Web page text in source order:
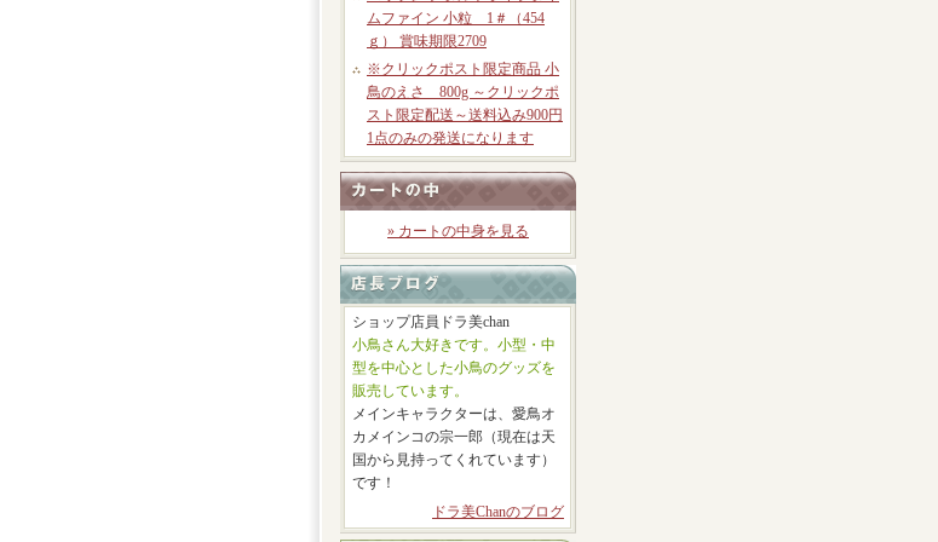
ムファイン 小粒 1＃（454
ｇ） 賞味期限2709
※クリックポスト限定商品 小
鳥のえさ 800g ～クリックポ
スト限定配送～送料込み900円
1点のみの発送になります
» カートの中身を見る
ショップ店員ドラ美chan
小鳥さん大好きです。小型・中
型を中心とした小鳥のグッズを
販売しています。
メインキャラクターは、愛鳥オ
カメインコの宗一郎（現在は天
国から見持ってくれています）
です！
ドラ美Chanのブログ